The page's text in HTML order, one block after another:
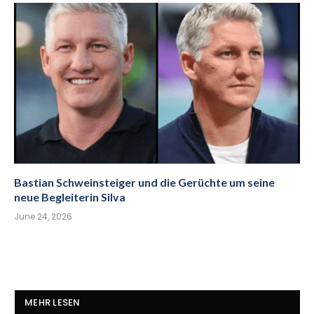
Bastian Schweinsteiger und die Gerüchte um seine
neue Begleiterin Silva
June 24, 2026
MEHR LESEN